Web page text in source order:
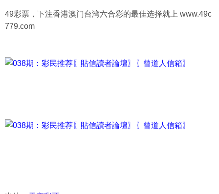
49彩票，下注香港澳门台湾六合彩的最佳选择就上 www.49c
779.com